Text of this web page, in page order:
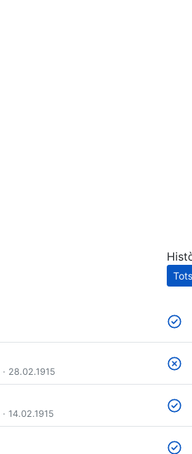
· 28.02.1915
· 14.02.1915
Tots